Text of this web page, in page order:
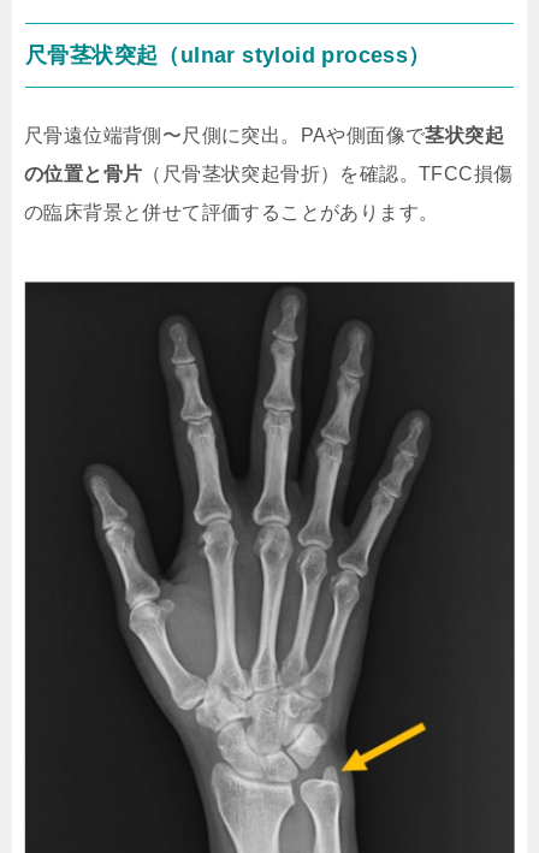
尺骨茎状突起（ulnar styloid process）
尺骨遠位端背側〜尺側に突出。PAや側面像で茎状突起
の位置と骨片 （尺骨茎状突起骨折）を確認。TFCC損傷
の臨床背景と併せて評価することがあります。